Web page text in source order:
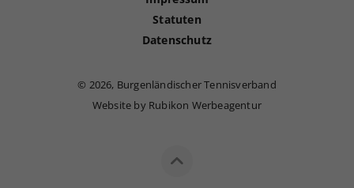
Statuten
Datenschutz
© 2026, Burgenländischer Tennisverband
Website by Rubikon Werbeagentur